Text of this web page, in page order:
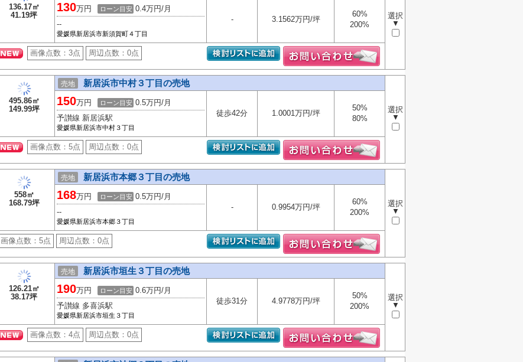
136.17㎡
41.19坪
選択
▼
130万円 ローン目安 0.4万円/月
--
愛媛県新居浜市新須賀町４丁目
- 3.1562万円/坪
60%
200%
画像点数： 3点 周辺点数： 0点
495.86㎡
149.99坪
売地 新居浜市中村３丁目の売地
選択
▼
150万円 ローン目安 0.5万円/月
予讃線 新居浜駅
愛媛県新居浜市中村３丁目
徒歩42分 1.0001万円/坪
50%
80%
画像点数： 5点 周辺点数： 0点
558㎡
168.79坪
売地 新居浜市本郷３丁目の売地
選択
▼
168万円 ローン目安 0.5万円/月
--
愛媛県新居浜市本郷３丁目
- 0.9954万円/坪
60%
200%
画像点数： 5点 周辺点数： 0点
126.21㎡
38.17坪
売地 新居浜市垣生３丁目の売地
選択
▼
190万円 ローン目安 0.6万円/月
予讃線 多喜浜駅
愛媛県新居浜市垣生３丁目
徒歩31分 4.9778万円/坪
50%
200%
画像点数： 4点 周辺点数： 0点